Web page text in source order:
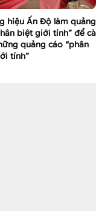
hiệu Ấn Độ làm quảng
biệt giới tính” để cà
quảng cáo “phân
tính”